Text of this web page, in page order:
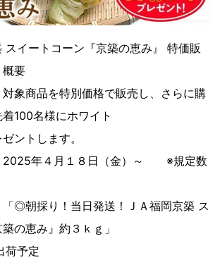
イートコーン『京築の恵み』 特価販
概要
象商品を特別価格で販売し、さらに購
100名様にホワイト
ントします。
2025年４月１８日（金）～ ※規定数
「◎朝採り！当日発送！ＪＡ福岡京築 ス
の恵み』約３ｋｇ」
荷予定